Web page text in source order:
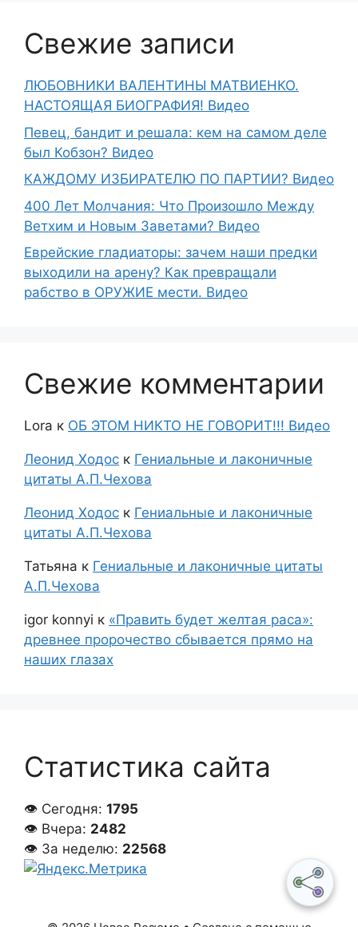
Свежие записи
ЛЮБОВНИКИ ВАЛЕНТИНЫ МАТВИЕНКО.
НАСТОЯЩАЯ БИОГРАФИЯ! Видео
Певец, бандит и решала: кем на самом деле
был Кобзон? Видео
КАЖДОМУ ИЗБИРАТЕЛЮ ПО ПАРТИИ? Видео
400 Лет Молчания: Что Произошло Между
Ветхим и Новым Заветами? Видео
Еврейские гладиаторы: зачем наши предки
выходили на арену? Как превращали
рабство в ОРУЖИЕ мести. Видео
Свежие комментарии
Lora к ОБ ЭТОМ НИКТО НЕ ГОВОРИТ!!! Видео
Леонид Ходос к Гениальные и лаконичные
цитаты А.П.Чехова
Леонид Ходос к Гениальные и лаконичные
цитаты А.П.Чехова
Татьяна к Гениальные и лаконичные цитаты
А.П.Чехова
igor konnyi к «Править будет желтая раса»:
древнее пророчество сбывается прямо на
наших глазах
Статистика сайта
👁 Сегодня: 1795
👁 Вчера: 2482
👁 За неделю: 22568